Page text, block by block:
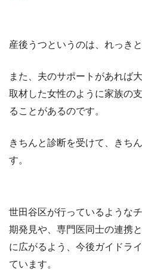
産後うつというのは、れっき
また、夫のサポートがあれば
取材した女性のように家族の
ることがあるのです。
きちんと診断を受けて、きち
す。
世田谷区が行っているような
期発見や、専門医同士の連携
に広がるよう、今後ガイドラ
ています。